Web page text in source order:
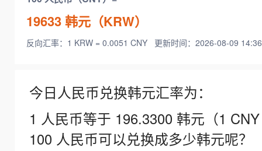
19633韩元（KRW）
反向汇率：1 KRW = 0.0051 CNY 更新时间：2026-08-09
今日人民币兑换韩元汇率为：
1 人民币等于 196.3300 韩元（1
100 人民币可以兑换成多少韩元呢？